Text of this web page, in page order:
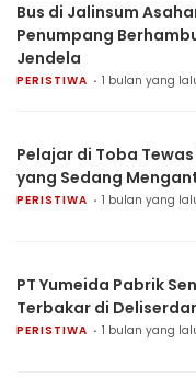
Bus di Jalinsum
Penumpang
Jendela
PERISTIWA 1 bulan yang
Pelajar di Toba
yang Sedang
PERISTIWA 1 bulan yang
PT Yumeida Pabrik
Terbakar di
PERISTIWA 1 bulan yang